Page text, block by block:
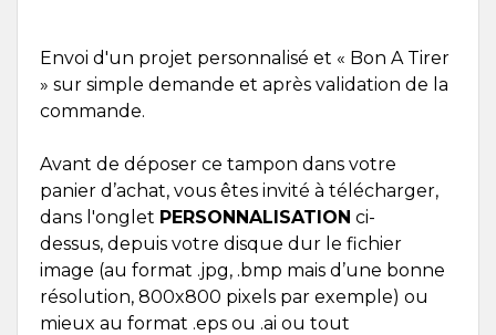
Envoi d'un projet personnalisé et « Bon A Tirer
» sur simple demande et après validation de la
commande.
Avant de déposer ce tampon dans votre
panier d’achat, vous êtes invité à télécharger,
dans l'onglet PERSONNALISATION ci-
dessus, depuis votre disque dur le fichier
image (au format .jpg, .bmp mais d’une bonne
résolution, 800x800 pixels par exemple) ou
mieux au format .eps ou .ai ou tout